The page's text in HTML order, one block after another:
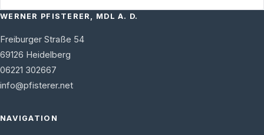
WERNER PFISTERER, MDL A. D.
Freiburger Straße 54
69126 Heidelberg
06221 302667
info@pfisterer.net
NAVIGATION